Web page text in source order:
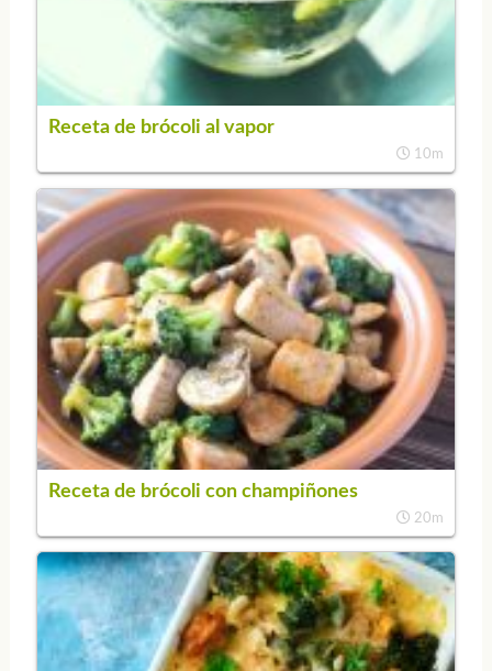
Receta de brócoli al vapor
10m
Receta de brócoli con champiñones
20m